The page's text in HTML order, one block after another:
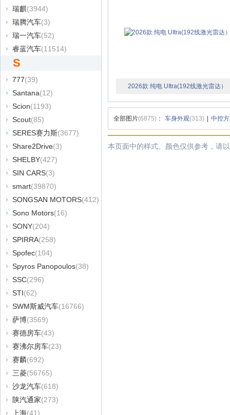
瑞麒(3944)
瑞腾汽车(3)
瑞一汽车(52)
睿蓝汽车(11514)
S
777(39)
Santana(12)
Scion(1193)
Scout(85)
SERES赛力斯(3677)
Share2Drive(3)
SHELBY(427)
SIN CARS(3)
smart(39870)
SONGSAN MOTORS(412)
Sono Motors(16)
SONY(204)
SPIRRA(258)
Spofec(104)
Spyros Panopoulos(38)
SSC(296)
STI(62)
SWM斯威汽车(16766)
萨博(3569)
赛德房车(43)
赛沸尔房车(23)
赛麟(692)
三菱(56765)
沙龙汽车(618)
陕汽通家(273)
上海(41)
2026款 纯电 UItra(192线激光雷达）
全部图片(6875) ： 车身外观(313) 中控
本页面中的样式、颜色仅供参考，请